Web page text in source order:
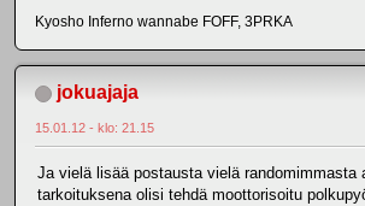
Kyosho Inferno wannabe FOFF, 3PRKA
jokuajaja
15.01.12 - klo: 21.15
Ja vielä lisää postausta vielä randomimmasta
tarkoituksena olisi tehdä moottorisoitu